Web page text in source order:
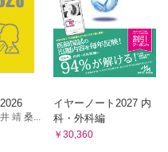
靖 桑...
イヤーノート2027 内
科・外科編
￥30,360